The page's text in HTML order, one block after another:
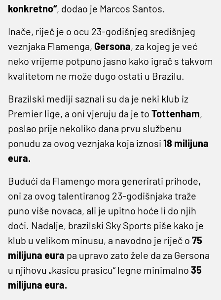
konkretno“, dodao je Marcos Santos.
Inače, riječ je o ocu 23-godišnjeg središnjeg
veznjaka Flamenga, Gersona, za kojeg je već
neko vrijeme potpuno jasno kako igrač s takvom
kvalitetom ne može dugo ostati u Brazilu.
Brazilski mediji saznali su da je neki klub iz
Premier lige, a oni vjeruju da je to Tottenham,
poslao prije nekoliko dana prvu službenu
ponudu za ovog veznjaka koja iznosi 18 milijuna
eura.
Budući da Flamengo mora generirati prihode,
oni za ovog talentiranog 23-godišnjaka traže
puno više novaca, ali je upitno hoće li do njih
doći. Nadalje, brazilski Sky Sports piše kako je
klub u velikom minusu, a navodno je riječ o 75
milijuna eura pa upravo zato žele da za Gersona
u njihovu „kasicu prasicu“ legne minimalno 35
milijuna eura.